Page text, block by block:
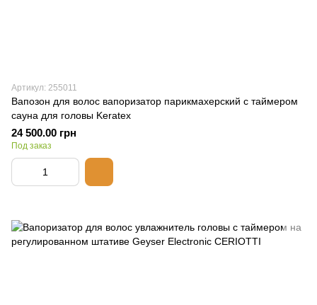
Артикул: 255011
Вапозон для волос вапоризатор парикмахерский с таймером
сауна для головы Keratex
24 500.00 грн
Под заказ